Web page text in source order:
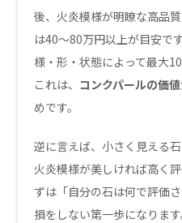
後、火炎模様が明瞭な高品
は40〜80万円以上が目安で
様・形・状態によって最大
これは、 コンクパールの価
めです。
逆に言えば、小さく見える
火炎模様が美しければ高く
ずは「自分の石は何で評価
損をしない第一歩になります